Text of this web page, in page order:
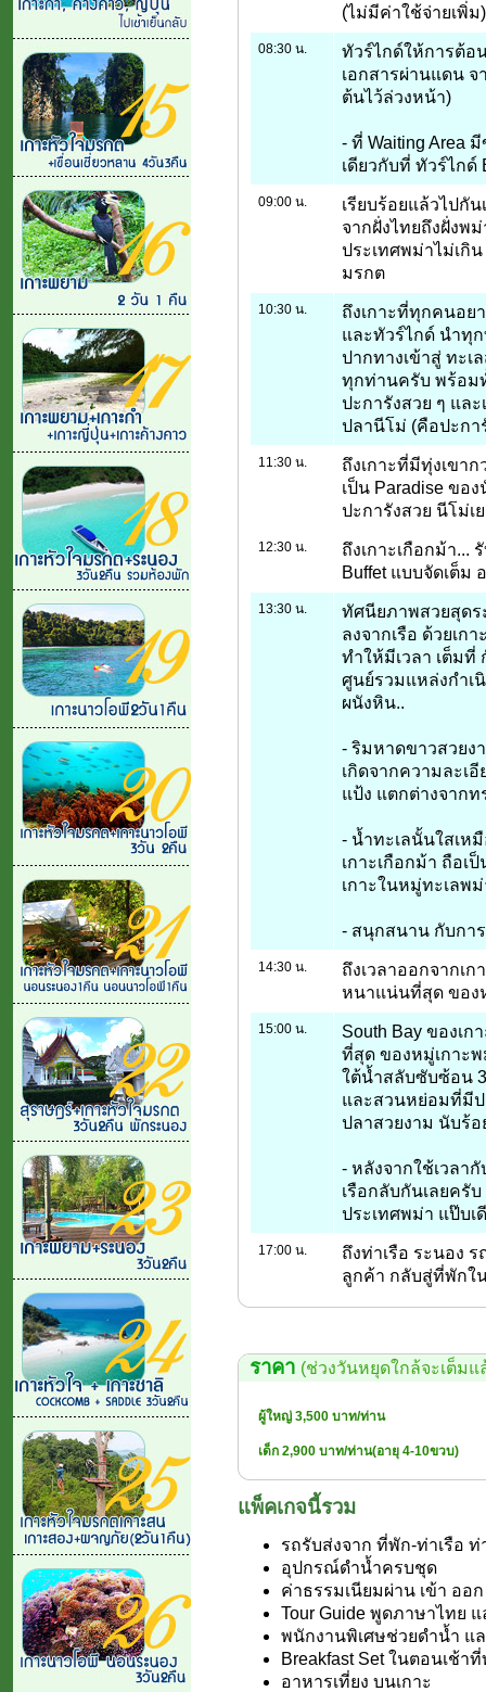
(ไม่มีค่าใช้จ่ายเพิ่ม)
08:30 น.
ทัวร์ไกด์ให้การต้อ
เอกสารผ่านแดน จ
ต้นไว้ล่วงหน้า)
- ที่ Waiting Area
เดียวกับที่ ทัวร์ไกด์
09:00 น.
เรียบร้อยแล้วไปกั
จากฝั่งไทยถึงฝั่งพม่
ประเทศพม่าไม่เกิ
มรกต
10:30 น.
ถึงเกาะที่ทุกคนอย
และทัวร์ไกด์ นำทุก
ปากทางเข้าสู่ ทะเ
ทุกท่านครับ พร้อม
ปะการังสวย ๆ แล
ปลานีโม่ (คือปะกา
11:30 น.
ถึงเกาะที่มีทุ่งเขา
เป็น Paradise ขอ
ปะการังสวย นีโม่เ
12:30 น.
ถึงเกาะเกือกม้า...
Buffet แบบจัดเต็ม
13:30 น.
ทัศนียภาพสวยสุด
ลงจากเรือ ด้วยเก
ทำให้มีเวลา เต็มที่
ศูนย์รวมแหล่งกำเ
ผนังหิน..
- ริมหาดขาวสวยง
เกิดจากความละเ
แป้ง แตกต่างจากท
- น้ำทะเลนั้นใสเห
เกาะเกือกม้า ถือเ
เกาะในหมู่ทะเลพม่
- สนุกสนาน กับกา
14:30 น.
ถึงเวลาออกจากเ
หนาแน่นที่สุด ของ
15:00 น.
South Bay ของเ
ที่สุด ของหมู่เกาะพ
ใต้น้ำสลับซับซ้อน
และสวนหย่อมที่มี
ปลาสวยงาม นับร้
- หลังจากใช้เวลา
เรือกลับกันเลยครั
ประเทศพม่า แป๊บเ
17:00 น.
ถึงท่าเรือ ระนอง
ลูกค้า กลับสู่ที่พักใ
ราคา (ช่วงวันหยุดใกล้จะเต็มแ
ผู้ใหญ่ 3,500 บาท/ท่าน
เด็ก 2,900 บาท/ท่าน(อายุ 4-10ขวบ)
แพ็คเกจนี้รวม
รถรับส่งจาก ที่พัก-ท่าเรือ
อุปกรณ์ดำน้ำครบชุด
ค่าธรรมเนียมผ่าน เข้า ออ
Tour Guide พูดภาษาไทย
พนักงานพิเศษช่วยดำน้ำ แ
Breakfast Set ในตอนเช้าที่
อาหารเที่ยง บนเกาะ